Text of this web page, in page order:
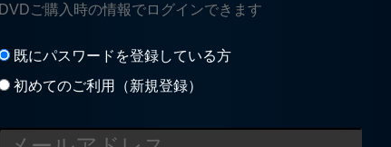
DVDご購入時の情報でログインできます
既にパスワードを登録している方
初めてのご利用（新規登録）